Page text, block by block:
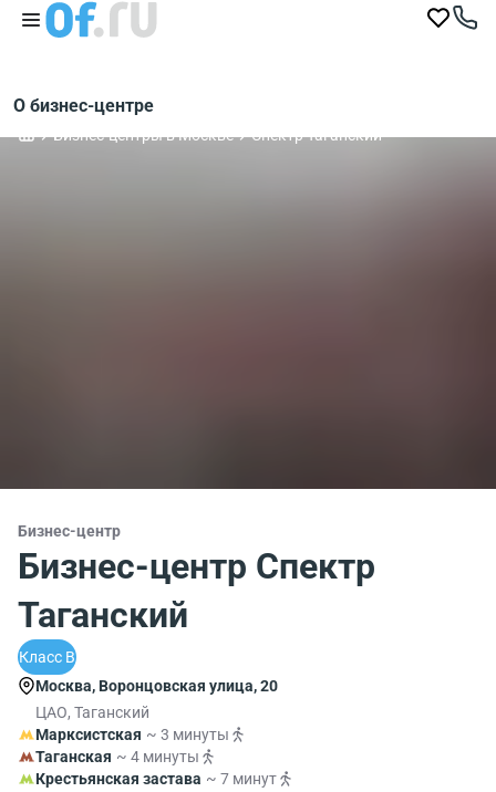
О бизнес-центре
Бизнес-центры в Москве Спектр Таганский
Бизнес-центр
Бизнес-центр Спектр
Таганский
Класс B
Москва, Воронцовская улица, 20
ЦАО, Таганский
Марксистская ~ 3 минуты
Таганская ~ 4 минуты
Крестьянская застава ~ 7 минут